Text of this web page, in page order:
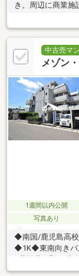
き。周辺に商業施
中古売マ
メゾン
1週間以内公開
写真あり
◆南国/鹿児島高
◆1K◆東南向きバ